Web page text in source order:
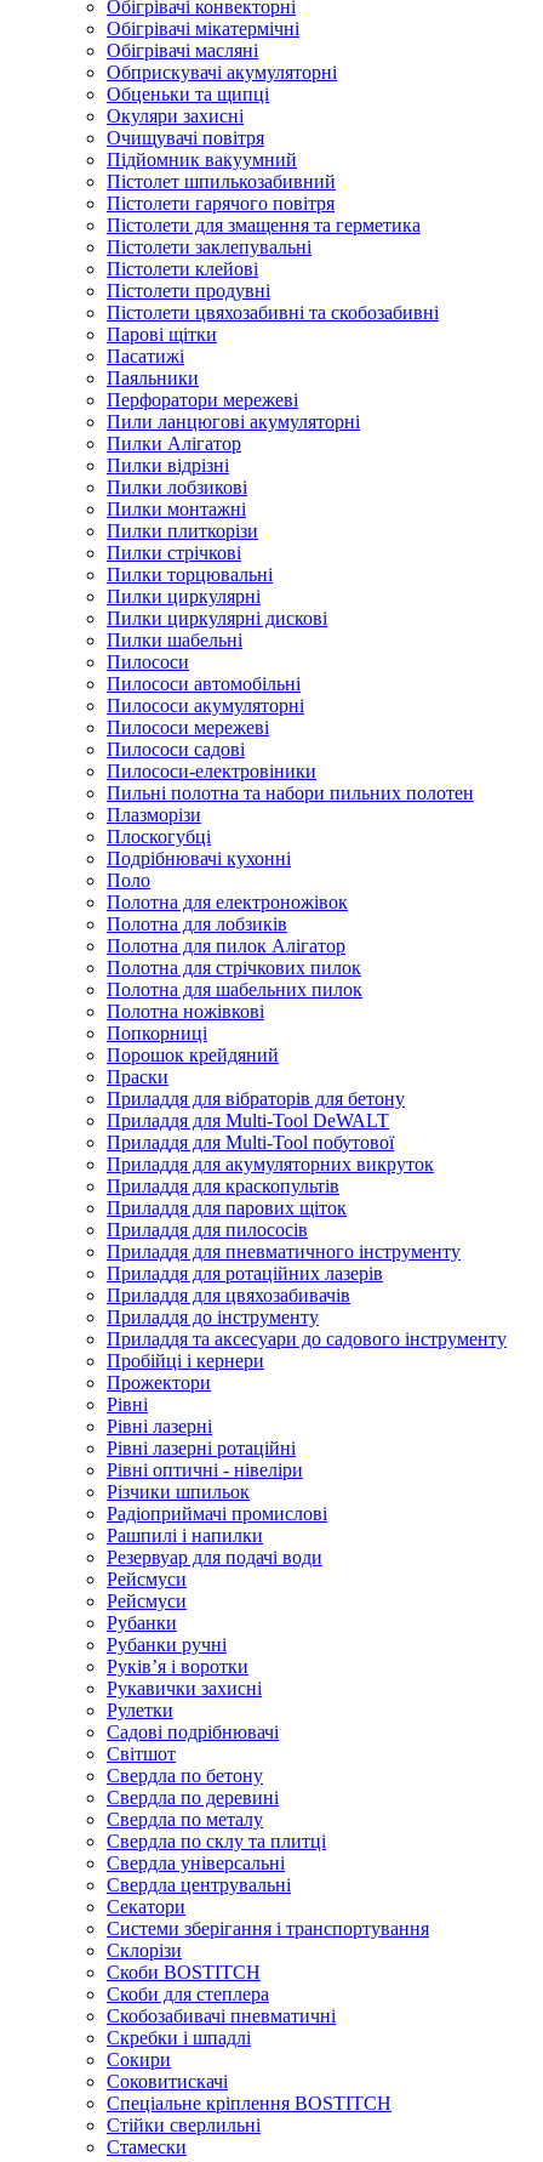
Обігрівачі конвекторні
Обігрівачі мікатермічні
Обігрівачі масляні
Обприскувачі акумуляторні
Обценьки та щипці
Окуляри захисні
Очищувачі повітря
Підйомник вакуумний
Пістолет шпилькозабивний
Пістолети гарячого повітря
Пістолети для змащення та герметика
Пістолети заклепувальні
Пістолети клейові
Пістолети продувні
Пістолети цвяхозабивні та скобозабивні
Парові щітки
Пасатижі
Паяльники
Перфоратори мережеві
Пили ланцюгові акумуляторні
Пилки Алігатор
Пилки відрізні
Пилки лобзикові
Пилки монтажні
Пилки плиткорізи
Пилки стрічкові
Пилки торцювальні
Пилки циркулярні
Пилки циркулярні дискові
Пилки шабельні
Пилососи
Пилососи автомобільні
Пилососи акумуляторні
Пилососи мережеві
Пилососи садові
Пилососи-електровіники
Пильні полотна та набори пильних полотен
Плазморізи
Плоскогубці
Подрібнювачі кухонні
Поло
Полотна для електроножівок
Полотна для лобзиків
Полотна для пилок Алігатор
Полотна для стрічкових пилок
Полотна для шабельних пилок
Полотна ножівкові
Попкорниці
Порошок крейдяний
Праски
Приладдя для вібраторів для бетону
Приладдя для Multi-Tool DeWALT
Приладдя для Multi-Tool побутової
Приладдя для акумуляторних викруток
Приладдя для краскопультів
Приладдя для парових щіток
Приладдя для пилососів
Приладдя для пневматичного інструменту
Приладдя для ротаційних лазерів
Приладдя для цвяхозабивачів
Приладдя до інструменту
Приладдя та аксесуари до садового інструменту
Пробійці і кернери
Прожектори
Рівні
Рівні лазерні
Рівні лазерні ротаційні
Рівні оптичні - нівеліри
Різчики шпильок
Радіоприймачі промислові
Рашпилі і напилки
Резервуар для подачі води
Рейсмуси
Рейсмуси
Рубанки
Рубанки ручні
Руківʼя і воротки
Рукавички захисні
Рулетки
Садові подрібнювачі
Світшот
Свердла по бетону
Свердла по деревині
Свердла по металу
Свердла по склу та плитці
Свердла універсальні
Свердла центрувальні
Секатори
Системи зберігання і транспортування
Склорізи
Скоби BOSTITCH
Скоби для степлера
Скобозабивачі пневматичні
Скребки і шпадлі
Сокири
Соковитискачі
Спеціальне кріплення BOSTITCH
Стійки сверлильні
Стамески